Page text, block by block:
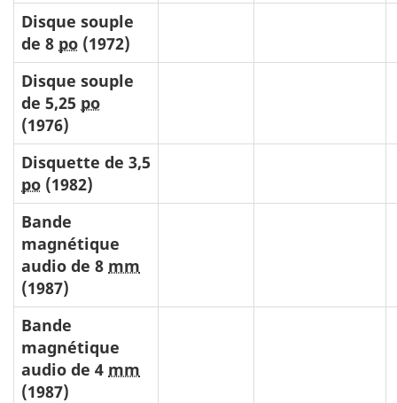
Disque souple
de 8 po (1972)
Disque souple
de 5,25 po
(1976)
Disquette de 3,5
po (1982)
Bande
magnétique
audio de 8 mm
(1987)
Bande
magnétique
audio de 4 mm
(1987)